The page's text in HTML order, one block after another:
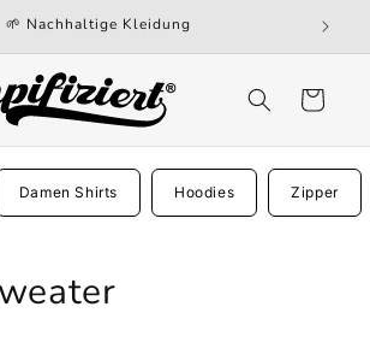
🌱 Nachhaltige Kleidung
Warenkorb
Damen Shirts Hoodies Zipper